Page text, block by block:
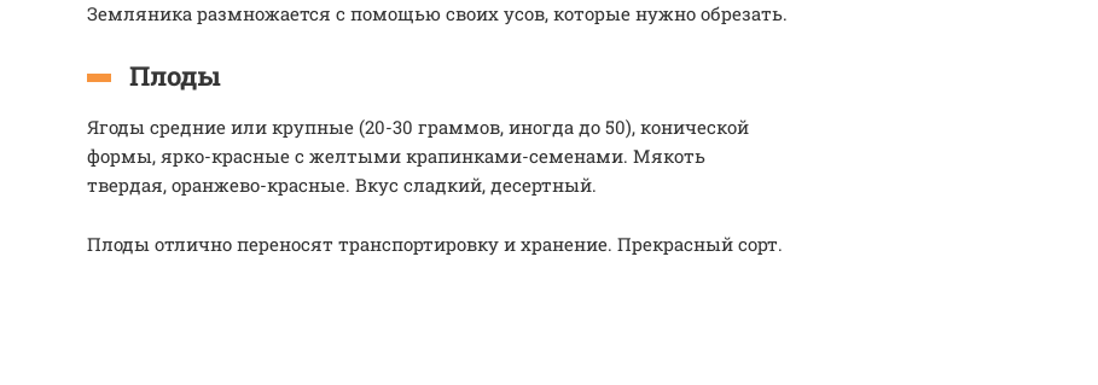
Земляника размножается с помощью своих усов, которые нужно обрезать.
Плоды
Ягоды средние или крупные (20-30 граммов, иногда до 50), конической
формы, ярко-красные с желтыми крапинками-семенами. Мякоть
твердая, оранжево-красные. Вкус сладкий, десертный.
Плоды отлично переносят транспортировку и хранение. Прекрасный сорт.